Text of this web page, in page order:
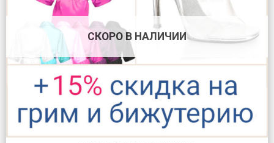
СКОРО В НАЛИЧИИ